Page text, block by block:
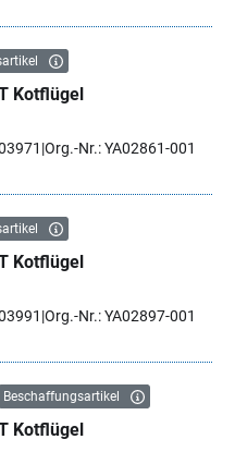
Kotflügel
Org.-Nr.: YA02861-001
Kotflügel
Org.-Nr.: YA02897-001
Beschaffungsartikel
Kotflügel